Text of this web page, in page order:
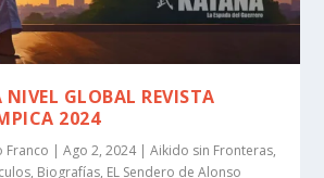
NIVEL GLOBAL REVISTA
2024
Franco |Ago 2, 2024|Aikido sin Fronteras,
, Biografías, EL Sendero de Alonso